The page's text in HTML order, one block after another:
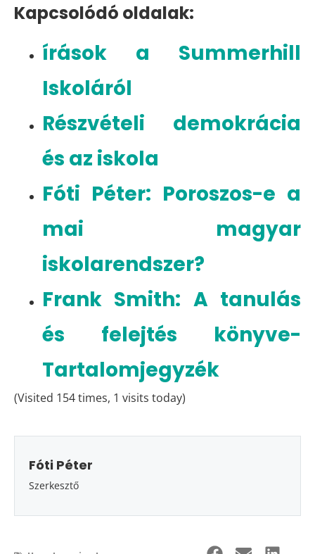
Kapcsolódó oldalak:
írások a Summerhill
Iskoláról
Részvételi demokrácia
és az iskola
Fóti Péter: Poroszos-e a
mai magyar
iskolarendszer?
Frank Smith: A tanulás
és felejtés könyve-
Tartalomjegyzék
(Visited 154 times, 1 visits today)
Fóti Péter
Szerkesztő